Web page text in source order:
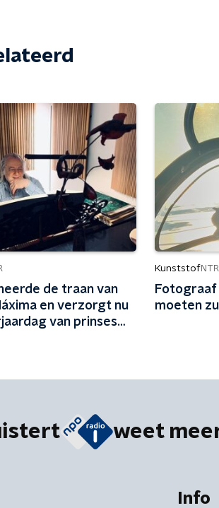
de traan van
en verzorgt nu
van prinses
KunststofNTR
Fotograaf
moeten
weet
Info